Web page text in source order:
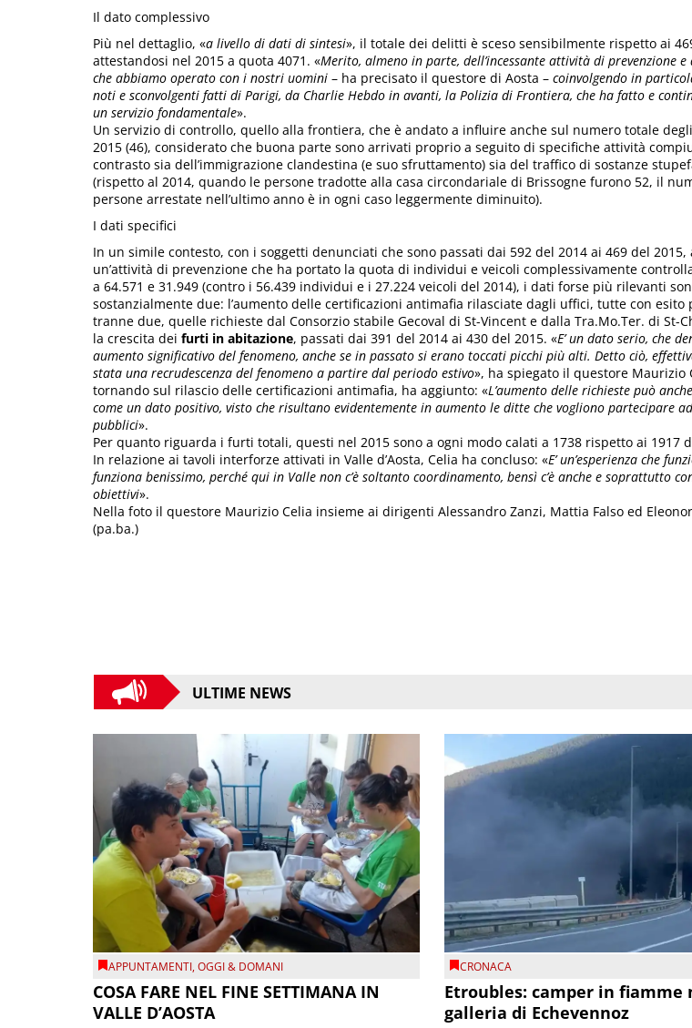
Il dato complessivo
Più nel dettaglio, «a livello di dati di sintesi», il totale dei delitti è sceso sensibilmente rispetto ai
attestandosi nel 2015 a quota 4071. «Merito, almeno in parte, dell’incessante attività di prevenzione
che abbiamo operato con i nostri uomini – ha precisato il questore di Aosta – coinvolgendo in
noti e sconvolgenti fatti di Parigi, da Charlie Hebdo in avanti, la Polizia di Frontiera, che ha fatto e
un servizio fondamentale».
Un servizio di controllo, quello alla frontiera, che è andato a influire anche sul numero totale
2015 (46), considerato che buona parte sono arrivati proprio a seguito di specifiche attività
contrasto sia dell’immigrazione clandestina (e suo sfruttamento) sia del traffico di sostanze
(rispetto al 2014, quando le persone tradotte alla casa circondariale di Brissogne furono 52, il
persone arrestate nell’ultimo anno è in ogni caso leggermente diminuito).
I dati specifici
In un simile contesto, con i soggetti denunciati che sono passati dai 592 del 2014 ai 469 del
un’attività di prevenzione che ha portato la quota di individui e veicoli complessivamente
a 64.571 e 31.949 (contro i 56.439 individui e i 27.224 veicoli del 2014), i dati forse più rilevanti
sostanzialmente due: l’aumento delle certificazioni antimafia rilasciate dagli uffici, tutte con esito
tranne due, quelle richieste dal Consorzio stabile Gecoval di St-Vincent e dalla Tra.Mo.Ter. di St-
la crescita dei furti in abitazione, passati dai 391 del 2014 ai 430 del 2015. «E’ un dato serio, che
aumento significativo del fenomeno, anche se in passato si erano toccati picchi più alti. Detto ciò,
stata una recrudescenza del fenomeno a partire dal periodo estivo», ha spiegato il questore Maurizio
tornando sul rilascio delle certificazioni antimafia, ha aggiunto: «L’aumento delle richieste può
come un dato positivo, visto che risultano evidentemente in aumento le ditte che vogliono partecipare
pubblici».
Per quanto riguarda i furti totali, questi nel 2015 sono a ogni modo calati a 1738 rispetto ai 1917
In relazione ai tavoli interforze attivati in Valle d’Aosta, Celia ha concluso: «E’ un’esperienza che
funziona benissimo, perché qui in Valle non c’è soltanto coordinamento, bensì c’è anche e soprattutto
obiettivi».
Nella foto il questore Maurizio Celia insieme ai dirigenti Alessandro Zanzi, Mattia Falso ed
(pa.ba.)
ULTIME NEWS
APPUNTAMENTI,OGGI & DOMANI
COSA FARE NEL FINE SETTIMANA IN
VALLE D’AOSTA
CRONACA
Etroubles: camper in fiamme
galleria di Echevennoz